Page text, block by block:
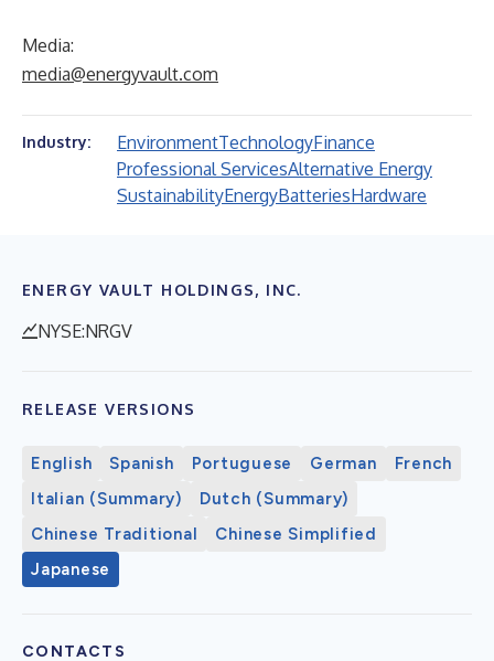
Media:
media@energyvault.com
Industry: EnvironmentTechnologyFinance
Professional ServicesAlternative Energy
SustainabilityEnergyBatteriesHardware
ENERGY VAULT HOLDINGS, INC.
NYSE:NRGV
RELEASE VERSIONS
English Spanish Portuguese German
French
Italian (Summary)
Dutch (Summary)
Chinese Traditional
Chinese Simplified
Japanese
CONTACTS